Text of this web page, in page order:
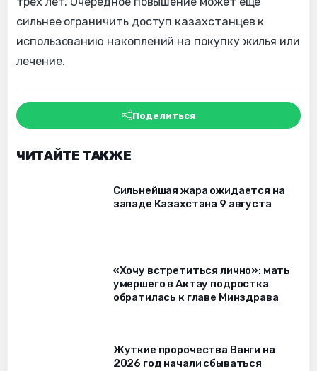
сильнее ограничить доступ казахстанцев к
использованию накоплений на покупку жилья или
лечение.
Поделиться
ЧИТАЙТЕ ТАКЖЕ
Сильнейшая жара ожидается на
западе Казахстана 9 августа
«Хочу встретиться лично»: мать
умершего в Актау подростка
обратилась к главе Минздрава
Жуткие пророчества Ванги на
2026 год начали сбываться